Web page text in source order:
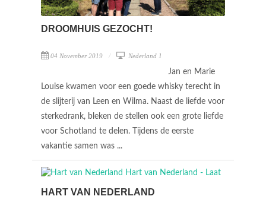
DROOMHUIS GEZOCHT!
04 November 2019 Nederland 1
Jan en Marie
Louise kwamen voor een goede whisky terecht in
de slijterij van Leen en Wilma. Naast de liefde voor
sterkedrank, bleken de stellen ook een grote liefde
voor Schotland te delen. Tijdens de eerste
vakantie samen was ...
HART VAN NEDERLAND